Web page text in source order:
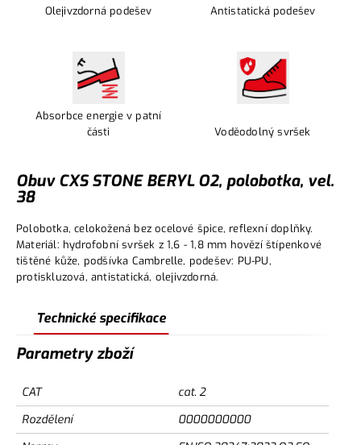
Olejivzdorná podešev Antistatická podešev
Absorbce energie v patní
části
Voděodolný svršek
Obuv CXS STONE BERYL O2, polobotka, vel.
38
Polobotka, celokožená bez ocelové špice, reflexní doplňky.
Materiál: hydrofobní svršek z 1,6 - 1,8 mm hovězí štípenkové
tištěné kůže, podšívka Cambrelle, podešev: PU-PU,
protiskluzová, antistatická, olejivzdorná.
Technické specifikace
Parametry zboží
CAT
cat. 2
Rozdělení
0000000000